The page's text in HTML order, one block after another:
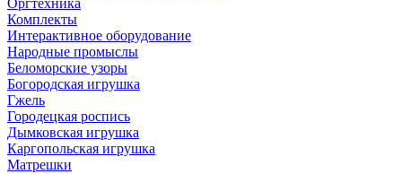
Оргтехника
Комплекты
Интерактивное оборудование
Народные промыслы
Беломорские узоры
Богородская игрушка
Гжель
Городецкая роспись
Дымковская игрушка
Каргопольская игрушка
Матрешки